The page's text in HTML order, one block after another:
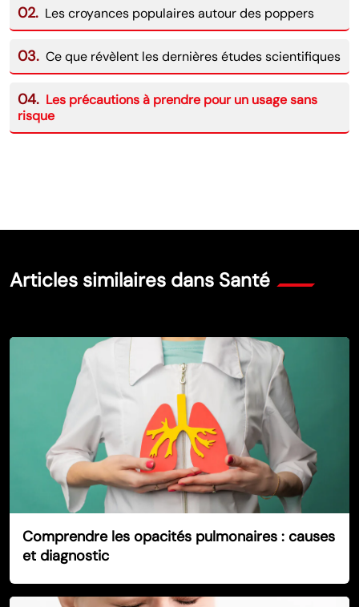
02. Les croyances populaires autour des poppers
03. Ce que révèlent les dernières études scientifiques
04. Les précautions à prendre pour un usage sans
risque
Articles similaires dans Santé
Comprendre les opacités pulmonaires : causes
et diagnostic